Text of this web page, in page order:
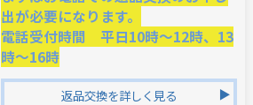
出が必要になります。
電話受付時間 平日10時～12時、13
時～16時
返品交換を詳しく見る